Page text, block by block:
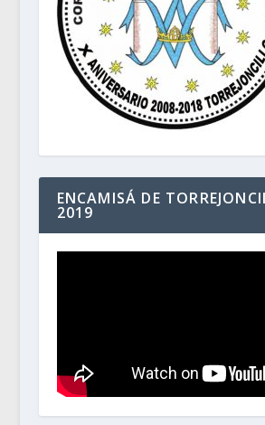
ENCAMISÁ DE
2019